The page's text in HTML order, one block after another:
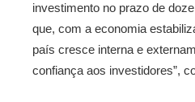
investimento no prazo de
que, com a economia
país cresce interna e
confiança aos investidores”,